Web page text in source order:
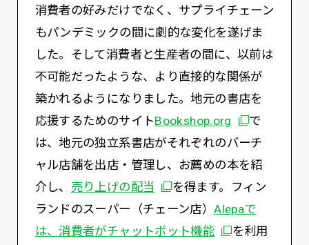
消費者の好みだけでなく、サプライチェーン
もパンデミックの間に劇的な変化を遂げま
した。そして消費者と生産者の間に、以前は
不可能だったような、より直接的な関係が
築かれるようになりました。地元の書店を
応援するためのサイトBookshop.org 別ウィンドウ
で
は、地元の独立系書店がそれぞれのバーチ
ャル店舗を出店・管理し、お薦めの本を紹
介し、 売り上げの配当 別ウィンドウで開く
を得ます。フィン
ランドのスーパー（チェーン店）Alepaで
は、消費者がチャットボット機能別ウィンドウで
を利用